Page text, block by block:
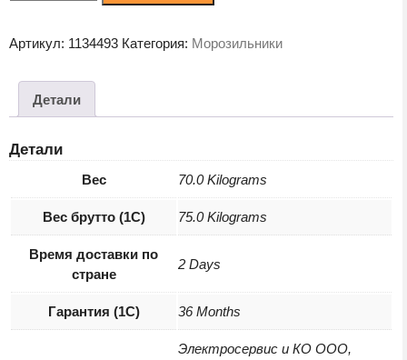
B3RFNK292S
Артикул: 1134493 Категория: Морозильники
Детали
Детали
Вес 70.0 Kilograms
Вес брутто (1С) 75.0 Kilograms
Время доставки по
стране
2 Days
Гарантия (1С) 36 Months
Электросервис и КО ООО,